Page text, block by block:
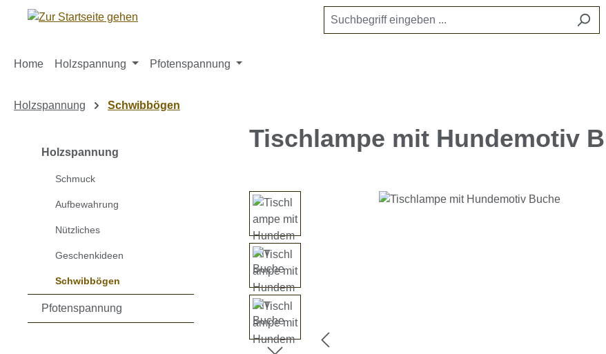
Hauptinhalt springen
Zur Suche springen
Zur Hauptnavigation springen
Home Holzspannung Pfotenspannung
Holzspannung Schwibbögen
Holzspannung
Schmuck
Aufbewahrung
Nützliches
Geschenkideen
Schwibbögen
Pfotenspannung
Tischlampe mit Hundemotiv
Bildergalerie überspringen